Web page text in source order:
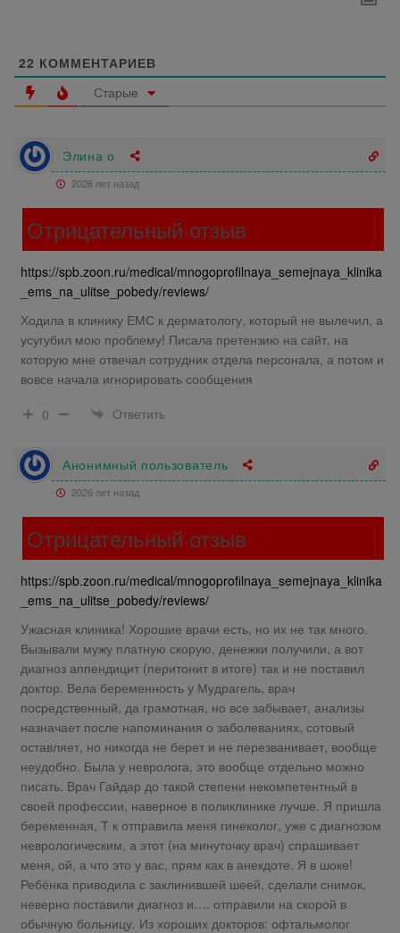
22 КОММЕНТАРИЕВ
Старые
Элина о
2026 лет назад
Отрицательный отзыв
https://spb.zoon.ru/medical/mnogoprofilnaya_semejnaya_klinika
_ems_na_ulitse_pobedy/reviews/
Ходила в клинику ЕМС к дерматологу, который не вылечил, а
усугубил мою проблему! Писала претензию на сайт, на
которую мне отвечал сотрудник отдела персонала, а потом и
вовсе начала игнорировать сообщения
0
Ответить
Анонимный пользователь
2026 лет назад
Отрицательный отзыв
https://spb.zoon.ru/medical/mnogoprofilnaya_semejnaya_klinika
_ems_na_ulitse_pobedy/reviews/
Ужасная клиника! Хорошие врачи есть, но их не так много.
Вызывали мужу платную скорую, денежки получили, а вот
диагноз аппендицит (перитонит в итоге) так и не поставил
доктор. Вела беременность у Мудрагель, врач
посредственный, да грамотная, но все забывает, анализы
назначает после напоминания о заболеваниях, сотовый
оставляет, но никогда не берет и не перезванивает, вообще
неудобно. Была у невролога, это вообще отдельно можно
писать. Врач Гайдар до такой степени некомпетентный в
своей профессии, наверное в поликлинике лучше. Я пришла
беременная, Т к отправила меня гинеколог, уже с диагнозом
неврологическим, а этот (на минуточку врач) спрашивает
меня, ой, а что это у вас, прям как в анекдоте. Я в шоке!
Ребёнка приводила с заклинившей шеей, сделали снимок,
неверно поставили диагноз и…. отправили на скорой в
обычную больницу. Из хороших докторов: офтальмолог